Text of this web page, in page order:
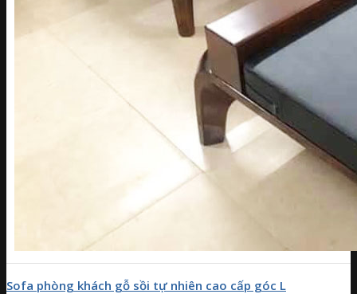
Sofa phòng khách gỗ sồi tự nhiên cao cấp góc L